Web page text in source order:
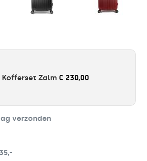
Kofferset Zalm € 230,00
verzonden